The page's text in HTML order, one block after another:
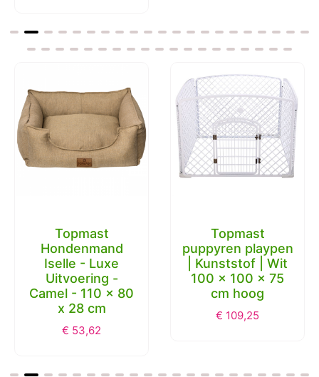
Topmast
Hondenmand
Iselle - Luxe
Uitvoering -
Camel - 110 x 80
x 28 cm
€ 53,62
Topmast
puppyren playpen
| Kunststof | Wit
100 x 100 x 75
cm hoog
€ 109,25